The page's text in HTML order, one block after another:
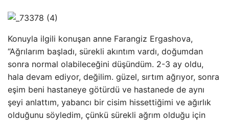
Konuyla ilgili konuşan anne Farangiz Ergashova,
“Ağrılarım başladı, sürekli akıntım vardı, doğumdan
sonra normal olabileceğini düşündüm. 2-3 ay oldu,
hala devam ediyor, değilim. güzel, sırtım ağrıyor, sonra
eşim beni hastaneye götürdü ve hastanede de aynı
şeyi anlattım, yabancı bir cisim hissettiğimi ve ağırlık
olduğunu söyledim, çünkü sürekli ağrım olduğu için